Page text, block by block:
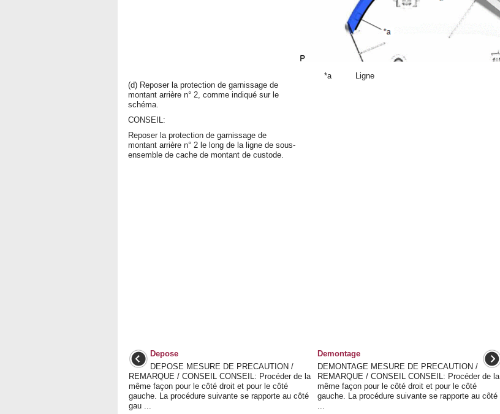
(d) Reposer la protection de garnissage de
montant arrière n° 2, comme indiqué sur le
schéma.
CONSEIL:
Reposer la protection de garnissage de
montant arrière n° 2 le long de la ligne de sous-
ensemble de cache de montant de custode.
*a Ligne
Depose
DEPOSE MESURE DE PRECAUTION /
REMARQUE / CONSEIL CONSEIL: Procéder de la
même façon pour le côté droit et pour le côté
gauche. La procédure suivante se rapporte au côté
gau ...
Demontage
DEMONTAGE MESURE DE PRECAUTION /
REMARQUE / CONSEIL CONSEIL: Procéder de la
même façon pour le côté droit et pour le côté
gauche. La procédure suivante se rapporte au côté
...